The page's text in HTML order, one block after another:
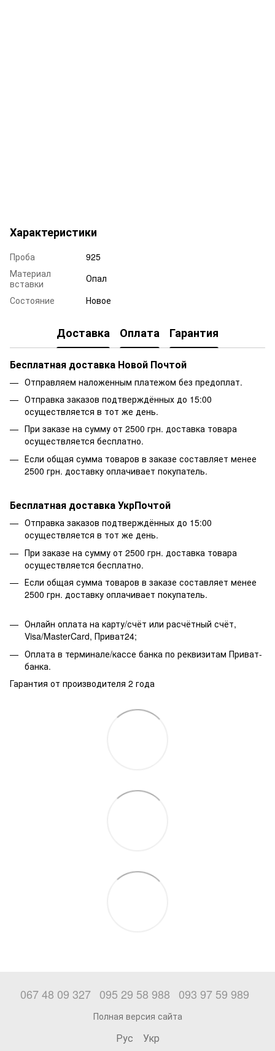
Характеристики
Проба
925
Материал
вставки
Опал
Состояние
Новое
Доставка Оплата Гарантия
Бесплатная доставка Новой Почтой
Отправляем наложенным платежом без предоплат.
Отправка заказов подтверждённых до 15:00
осуществляется в тот же день.
При заказе на сумму от 2500 грн. доставка товара
осуществляется бесплатно.
Если общая сумма товаров в заказе составляет менее
2500 грн. доставку оплачивает покупатель.
Бесплатная доставка УкрПочтой
Отправка заказов подтверждённых до 15:00
осуществляется в тот же день.
При заказе на сумму от 2500 грн. доставка товара
осуществляется бесплатно.
Если общая сумма товаров в заказе составляет менее
2500 грн. доставку оплачивает покупатель.
Онлайн оплата на карту/счёт или расчётный счёт,
Visa/MasterCard, Приват24;
Оплата в терминале/кассе банка по реквизитам Приват-
банка.
Гарантия от производителя 2 года
067 48 09 327 095 29 58 988 093 97 59 989
Полная версия сайта
Рус Укр